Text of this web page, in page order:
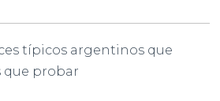
típicos argentinos que
que probar